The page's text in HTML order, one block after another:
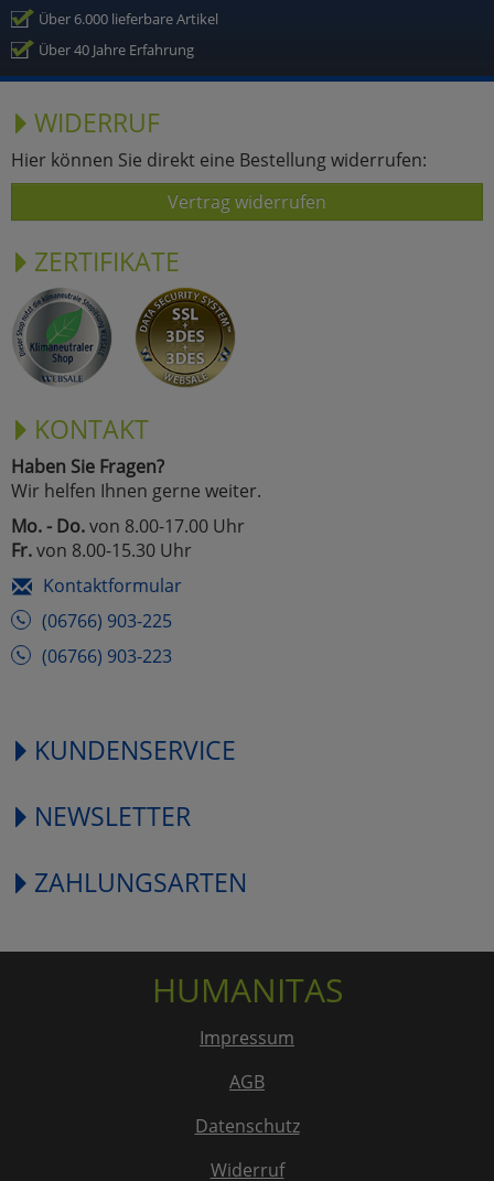
Über 6.000 lieferbare Artikel
Über 40 Jahre Erfahrung
WIDERRUF
Hier können Sie direkt eine Bestellung widerrufen:
Vertrag widerrufen
ZERTIFIKATE
KONTAKT
Haben Sie Fragen?
Wir helfen Ihnen gerne weiter.
Mo. - Do.von 8.00-17.00 Uhr
Fr.von 8.00-15.30 Uhr
Kontaktformular
(06766) 903-225
(06766) 903-223
KUNDENSERVICE
NEWSLETTER
ZAHLUNGSARTEN
HUMANITAS
Impressum
AGB
Datenschutz
Widerruf